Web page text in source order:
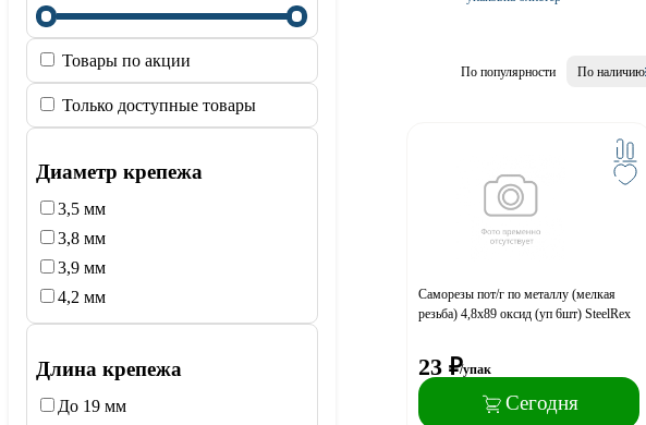
Товары по акции
Только доступные товары
Диаметр крепежа
3,5 мм
3,8 мм
3,9 мм
4,2 мм
Длина крепежа
До 19 мм
По популярности По наличию
Саморезы пот/г по металлу (мелкая
резьба) 4,8x89 оксид (уп 6шт) SteelRex
23 ₽/упак
Сегодня